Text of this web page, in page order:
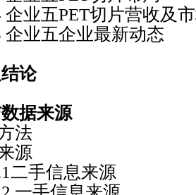
PET切片营收及市
五企业最新动态
论
据来源
法
源
信息来源